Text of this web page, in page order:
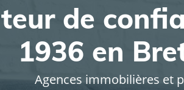
de
1936 en
Agences immobilières et